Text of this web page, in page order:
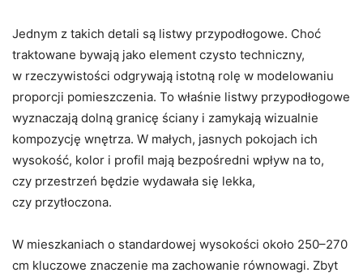
Jednym z takich detali są listwy przypodłogowe. Choć
traktowane bywają jako element czysto techniczny,
w rzeczywistości odgrywają istotną rolę w modelowaniu
proporcji pomieszczenia. To właśnie listwy przypodłogowe
wyznaczają dolną granicę ściany i zamykają wizualnie
kompozycję wnętrza. W małych, jasnych pokojach ich
wysokość, kolor i profil mają bezpośredni wpływ na to,
czy przestrzeń będzie wydawała się lekka,
czy przytłoczona.
W mieszkaniach o standardowej wysokości około 250–270
cm kluczowe znaczenie ma zachowanie równowagi. Zbyt